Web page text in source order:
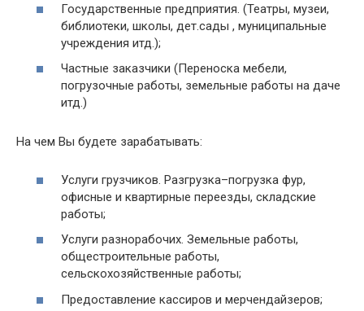
Государственные предприятия. (Театры, музеи,
библиотеки, школы, дет.сады , муниципальные
учреждения итд.);
Частные заказчики (Переноска мебели,
погрузочные работы, земельные работы на даче
итд.)
На чем Вы будете зарабатывать:
Услуги грузчиков. Разгрузка–погрузка фур,
офисные и квартирные переезды, складские
работы;
Услуги разнорабочих. Земельные работы,
общестроительные работы,
сельскохозяйственные работы;
Предоставление кассиров и мерчендайзеров;